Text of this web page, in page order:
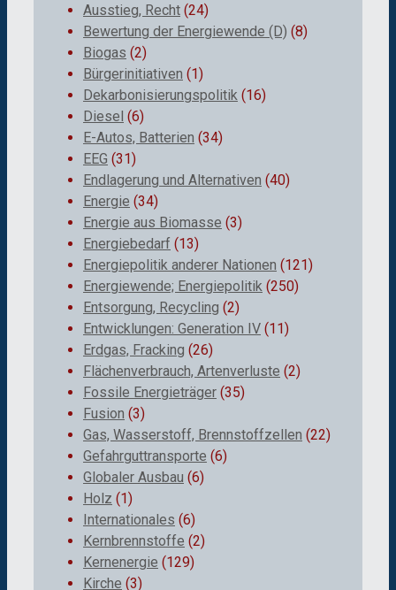
Ausstieg, Recht (24)
Bewertung der Energiewende (D) (8)
Biogas (2)
Bürgerinitiativen (1)
Dekarbonisierungspolitik (16)
Diesel (6)
E-Autos, Batterien (34)
EEG (31)
Endlagerung und Alternativen (40)
Energie (34)
Energie aus Biomasse (3)
Energiebedarf (13)
Energiepolitik anderer Nationen (121)
Energiewende; Energiepolitik (250)
Entsorgung, Recycling (2)
Entwicklungen: Generation IV (11)
Erdgas, Fracking (26)
Flächenverbrauch, Artenverluste (2)
Fossile Energieträger (35)
Fusion (3)
Gas, Wasserstoff, Brennstoffzellen (22)
Gefahrguttransporte (6)
Globaler Ausbau (6)
Holz (1)
Internationales (6)
Kernbrennstoffe (2)
Kernenergie (129)
Kirche (3)